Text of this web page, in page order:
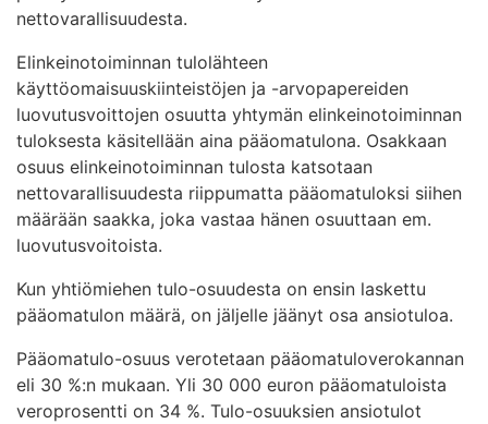
nettovarallisuudesta.
Elinkeinotoiminnan tulolähteen
käyttöomaisuuskiinteistöjen ja -arvopapereiden
luovutusvoittojen osuutta yhtymän elinkeinotoiminnan
tuloksesta käsitellään aina pääomatulona. Osakkaan
osuus elinkeinotoiminnan tulosta katsotaan
nettovarallisuudesta riippumatta pääomatuloksi siihen
määrään saakka, joka vastaa hänen osuuttaan em.
luovutusvoitoista.
Kun yhtiömiehen tulo-osuudesta on ensin laskettu
pääomatulon määrä, on jäljelle jäänyt osa ansiotuloa.
Pääomatulo-osuus verotetaan pääomatuloverokannan
eli 30 %:n mukaan. Yli 30 000 euron pääomatuloista
veroprosentti on 34 %. Tulo-osuuksien ansiotulot